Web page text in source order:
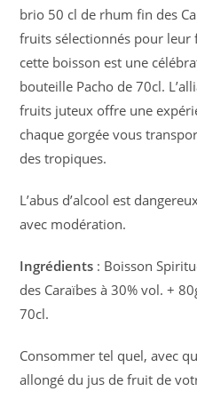
brio 50 cl de rhum fin des
fruits sélectionnés pour
cette boisson est une
bouteille Pacho de 70cl.
fruits juteux offre une
chaque gorgée vous
des tropiques.
L’abus d’alcool est
avec modération.
Ingrédients : Boisson
des Caraïbes à 30% vol. +
70cl.
Consommer tel quel, avec
allongé du jus de fruit de